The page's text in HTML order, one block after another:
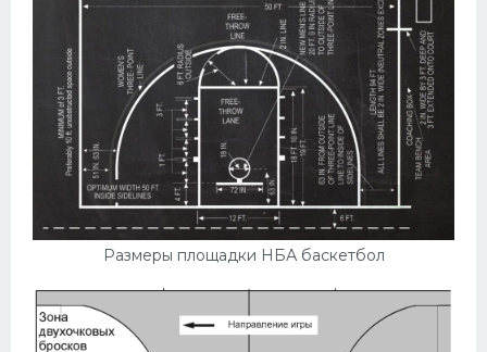
Размеры площадки НБА баскетбол